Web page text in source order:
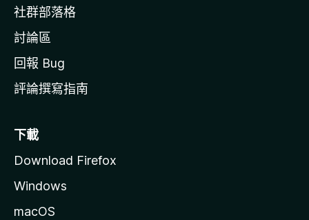
社群部落格
討論區
回報 Bug
評論撰寫指南
下載
Download Firefox
Windows
macOS